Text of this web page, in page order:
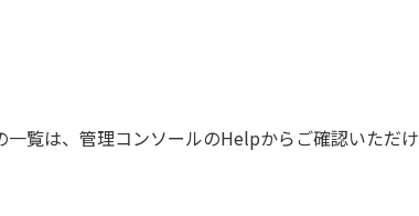
覧は、管理コンソールのHelpからご確認いただけ